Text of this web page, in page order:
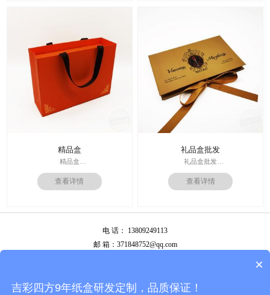
运输：全球发货，售后无忧
周期：签订合同确认样板后7-15个工
作日
精品盒
精品盒
印刷技术： 专色印刷
面纸：特种纸
内材料：1500克灰板
其他辅料：EVA+绒布内托；绸带
周期：签订合同确认样板后7-15个工
查看详情
礼品盒批发
礼品盒批发
印刷技术： 专色印刷
面纸：特种纸
内材料：1500克灰板
价格：根据材质及工艺、数量报
周期：签订合同确认样板后7-15个工
查看详情
电 话： 13809249113
邮 箱：371848752@qq.com
×
吉彩四方9年纸盒研发定制，品质保证！